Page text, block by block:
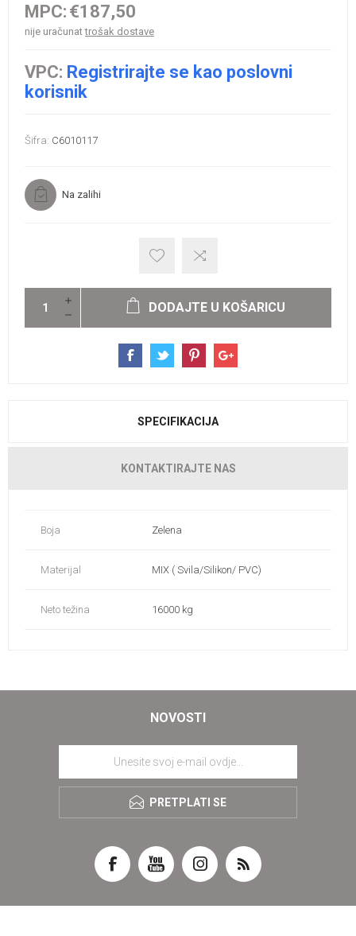
MPC: €187,50
nije uračunattrošak dostave
VPC: Registrirajte se kao poslovni
korisnik
Šifra: C6010117
Na zalihi
DODAJTE U KOŠARICU
SPECIFIKACIJA
KONTAKTIRAJTE NAS
Boja Zelena
Materijal MIX ( Svila/Silikon/ PVC)
Neto težina 16000 kg
NOVOSTI
PRETPLATI SE